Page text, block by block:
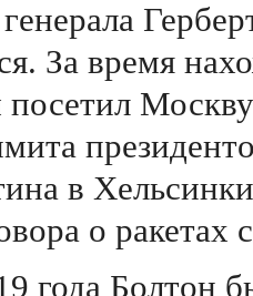
За время
в
о ракетах
года Болтон